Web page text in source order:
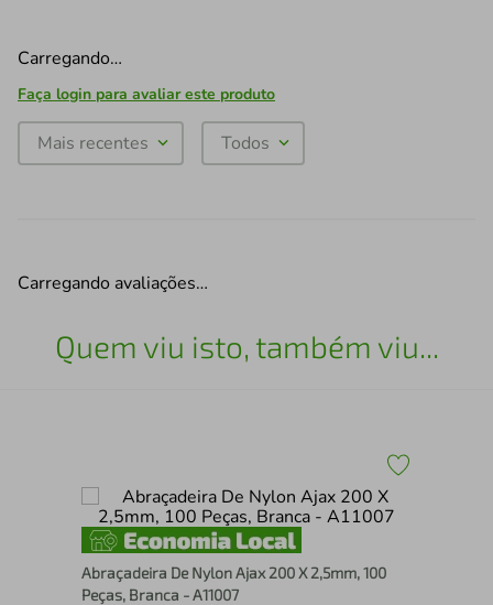
Carregando…
Faça login para avaliar este produto
Mais recentes Todos
Carregando avaliações…
Quem viu isto, também viu...
Abraçadeira De Nylon Ajax 200 X 2,5mm, 100
Peças, Branca - A11007